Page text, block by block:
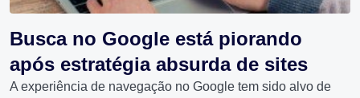
Busca no Google está piorando
após estratégia absurda de sites
A experiência de navegação no Google tem sido alvo de